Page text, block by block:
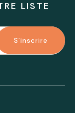
LISTE
S'inscrire